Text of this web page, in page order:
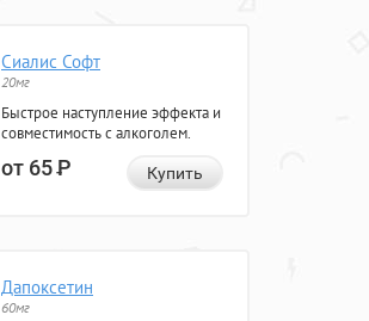
Сиалис Софт
20мг
Быстрое наступление эффекта и
совместимость с алкоголем.
от 65Р Купить
Дапоксетин
60мг